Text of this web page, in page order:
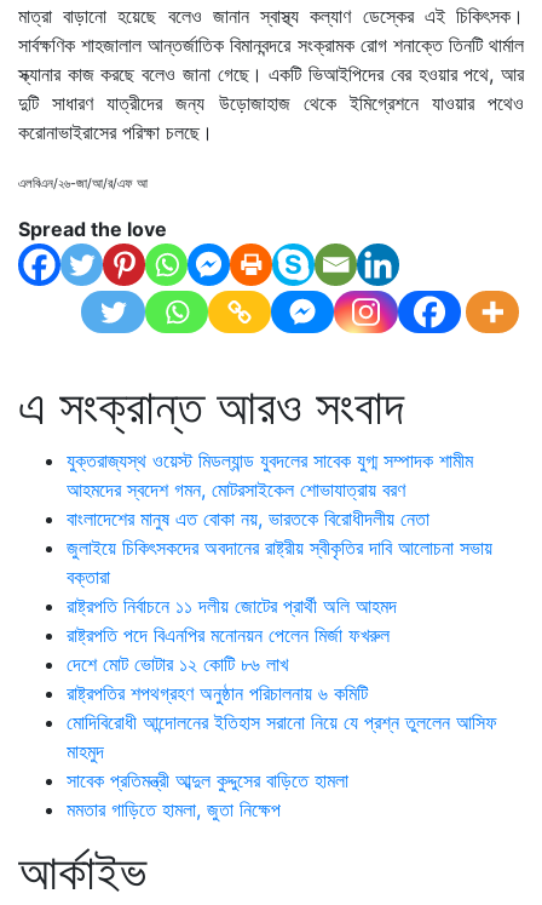
মাত্রা বাড়ানো হয়েছে বলেও জানান স্বাস্থ্য কল্যাণ ডেস্কের এই চিকিৎসক।
সার্বক্ষণিক শাহজালাল আন্তর্জাতিক বিমানবন্দরে সংক্রামক রোগ শনাক্তে তিনটি থার্মাল
স্ক্যানার কাজ করছে বলেও জানা গেছে। একটি ভিআইপিদের বের হওয়ার পথে, আর
দুটি সাধারণ যাত্রীদের জন্য উড়োজাহাজ থেকে ইমিগ্রেশনে যাওয়ার পথেও
করোনাভাইরাসের পরিক্ষা চলছে।
এলবিএন/২৬-জা/আ/র/এফ আ
Spread the love
এ সংক্রান্ত আরও সংবাদ
যুক্তরাজ্যস্থ ওয়েস্ট মিডল্যান্ড যুবদলের সাবেক যুগ্ম সম্পাদক শামীম
আহমদের স্বদেশ গমন, মোটরসাইকেল শোভাযাত্রায় বরণ
বাংলাদেশের মানুষ এত বোকা নয়, ভারতকে বিরোধীদলীয় নেতা
জুলাইয়ে চিকিৎসকদের অবদানের রাষ্ট্রীয় স্বীকৃতির দাবি আলোচনা সভায়
বক্তারা
রাষ্ট্রপতি নির্বাচনে ১১ দলীয় জোটের প্রার্থী অলি আহমদ
রাষ্ট্রপতি পদে বিএনপির মনোনয়ন পেলেন মির্জা ফখরুল
দেশে মোট ভোটার ১২ কোটি ৮৬ লাখ
রাষ্ট্রপতির শপথগ্রহণ অনুষ্ঠান পরিচালনায় ৬ কমিটি
মোদিবিরোধী আন্দোলনের ইতিহাস সরানো নিয়ে যে প্রশ্ন তুললেন আসিফ
মাহমুদ
সাবেক প্রতিমন্ত্রী আব্দুল কুদ্দুসের বাড়িতে হামলা
মমতার গাড়িতে হামলা, জুতা নিক্ষেপ
আর্কাইভ